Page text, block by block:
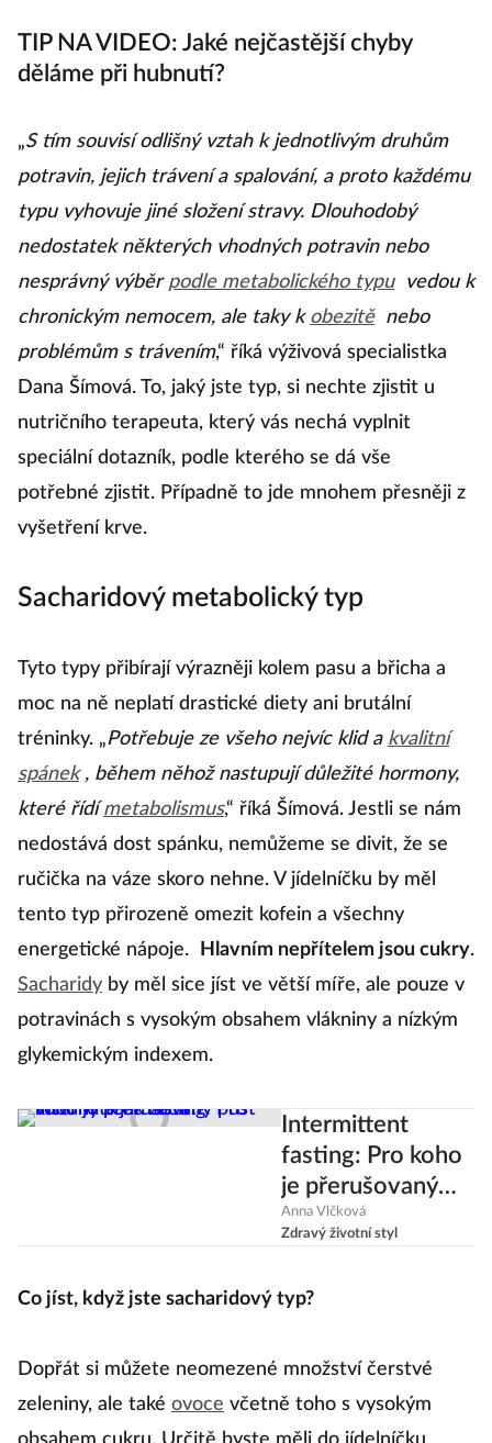
TIP NA VIDEO: Jaké nejčastější chyby
děláme při hubnutí?
„S tím souvisí odlišný vztah k jednotlivým druhům
potravin, jejich trávení a spalování, a proto každému
typu vyhovuje jiné složení stravy. Dlouhodobý
nedostatek některých vhodných potravin nebo
nesprávný výběr podle metabolického typu
vedou k
chronickým nemocem, ale taky k obezitě
nebo
problémům s trávením,“ říká výživová specialistka
Dana Šímová. To, jaký jste typ, si nechte zjistit u
nutričního terapeuta, který vás nechá vyplnit
speciální dotazník, podle kterého se dá vše
potřebné zjistit. Případně to jde mnohem přesněji z
vyšetření krve.
Sacharidový metabolický typ
Tyto typy přibírají výrazněji kolem pasu a břicha a
moc na ně neplatí drastické diety ani brutální
tréninky. „Potřebuje ze všeho nejvíc klid a kvalitní
spánek , během něhož nastupují důležité hormony,
které řídímetabolismus,“ říká Šímová. Jestli se nám
nedostává dost spánku, nemůžeme se divit, že se
ručička na váze skoro nehne. V jídelníčku by měl
tento typ přirozeně omezit kofein a všechny
energetické nápoje.
Hlavním nepřítelem jsou cukry.
Sacharidy by měl sice jíst ve větší míře, ale pouze v
potravinách s vysokým obsahem vlákniny a nízkým
glykemickým indexem.
Intermittent
fasting: Pro koho
je přerušovaný
půst vhodný a jak
začít?
Anna Vlčková
Zdravý životní styl
Co jíst, když jste sacharidový typ?
Dopřát si můžete neomezené množství čerstvé
zeleniny, ale také ovoce včetně toho s vysokým